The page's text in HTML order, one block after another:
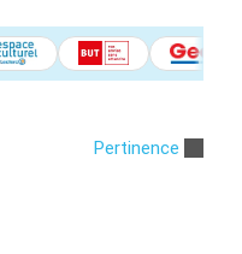
Pertinence